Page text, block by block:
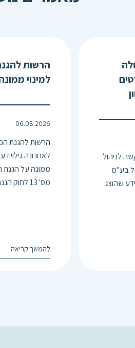
לניהול
בע"מ
שהוצג
הרשות
למינוי
06.08.2026
הרשות להגנת
לאחרונה גילוי
ממונה על הגנת
מס' 13 לחוק הגנת .......
להמשך קריאה